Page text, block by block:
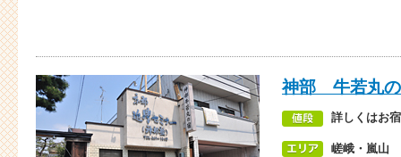
神部 牛若丸
詳しくはお
嵯峨・嵐山